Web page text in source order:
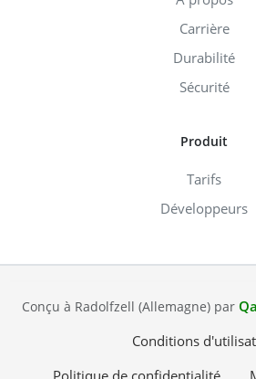
Carrière
Durabilité
Sécurité
Produit
Tarifs
Développeurs
Conçu à Radolfzell (Allemagne) par
Conditions
Politique de confidentialité